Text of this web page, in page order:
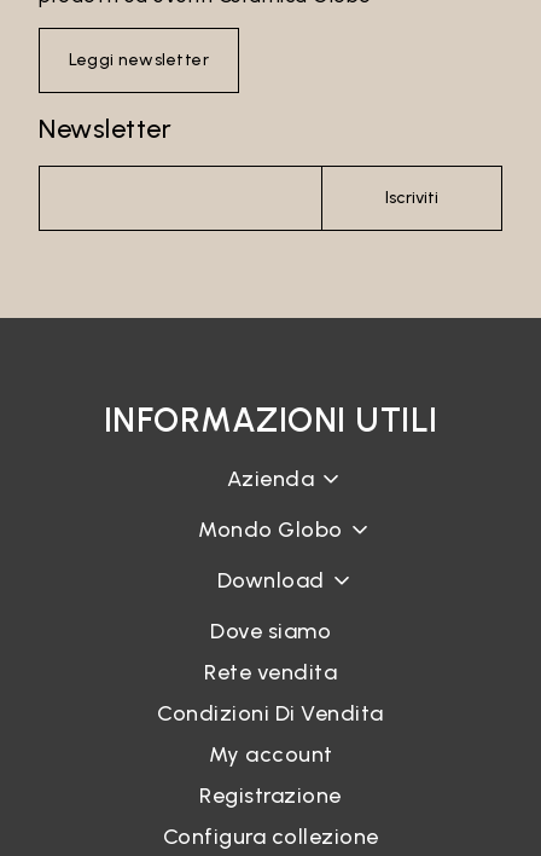
Leggi newsletter
Newsletter
Iscriviti
INFORMAZIONI UTILI
Azienda
Mondo Globo
Download
Dove siamo
Rete vendita
Condizioni Di Vendita
My account
Registrazione
Configura collezione